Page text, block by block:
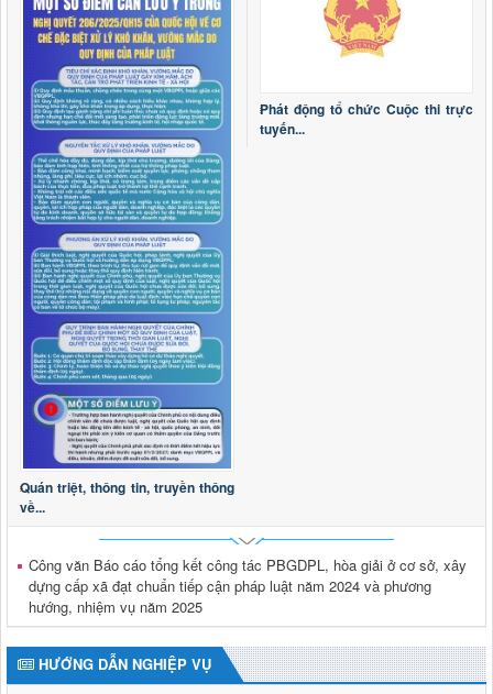
Nghị quyết số 15/2026/NQ-HĐND
Nghị quyết số 15/2026/NQ-HĐND ngày 03/6/2026 Sửa đổi,
bổ sung một số điều của Quy định mức chi tập huấn, bồi
dưỡng giáo viên và cán bộ quản lý cơ sở giáo dục để thực
hiện chương trình mới, sách giáo khoa mới giáo dục phổ
thông trên địa bàn tỉnh ba
Thời gian đăng: 19/06/2026
lượt xem: 132 | lượt tải:51
Nghị quyết số 13/2026/NQ-HĐND
Nghị quyết số 13/2026/NQ-HĐND ngày 03/6/2026 về Quy
định mức thu, miễn, giảm, thu, nộp, quản lý và sử dụng các
khoản phí, lệ phí thuộc thẩm quyền quyết định của Hội đồng
nhân dân tỉnh Lai Châu
Thời gian đăng: 19/06/2026
lượt xem: 145 | lượt tải:134
2973/KH-UBND
Triển khai tổng rà soát hệ thống văn bản quy phạm pháp
luật trên địa bàn tỉnh Lai Châu
Thời gian đăng: 28/04/2026
lượt xem: 193 | lượt tải:91
Thông báo tuyển dụng viên chức
Thông báo tuyển dụng viên chức trong đơn vị sự nghiệp
công lập thuộc Sở Tư pháp tỉnh Lai Châu năm 2026
Thời gian đăng: 29/01/2026
lượt xem: 612 | lượt tải:177
2624/QĐ-UBND
Quyết định thành lập Hội đồng phối hợp phổ biến, giáo dục
pháp luật tỉnh Lai Châu
Thời gian đăng: 15/10/2025
lượt xem: 501 | lượt tải:283
Quán triệt, thông tin, truyền thông
về...
Phát động tổ chức Cuộc thi trực
tuyến...
Công văn Báo cáo tổng kết công tác PBGDPL, hòa giải ở cơ sở, xây
dựng cấp xã đạt chuẩn tiếp cận pháp luật năm 2024 và phương
hướng, nhiệm vụ năm 2025
HƯỚNG DẪN NGHIỆP VỤ